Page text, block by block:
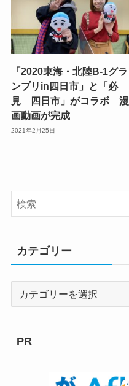
「2020東海・北陸B-1グラ
ンプリin四日市」と「必
見 四日市」がコラボ 漫
画動画が完成
2021年2月25日
カテゴリー
PR